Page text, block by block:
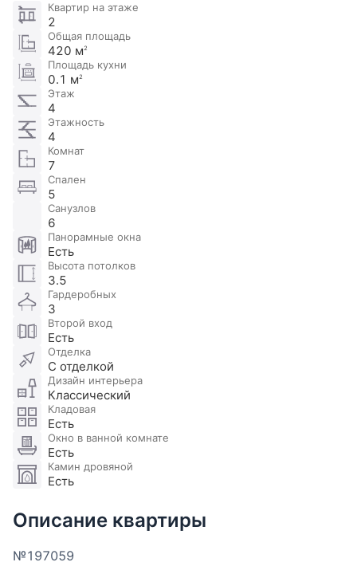
Квартир на этаже
2
Общая площадь
420 м2
Площадь кухни
0.1 м2
Этаж
4
Этажность
4
Комнат
7
Спален
5
Санузлов
6
Панорамные окна
Есть
Высота потолков
3.5
Гардеробных
3
Второй вход
Есть
Отделка
С отделкой
Дизайн интерьера
Классический
Кладовая
Есть
Окно в ванной комнате
Есть
Камин дровяной
Есть
Описание квартиры
№197059